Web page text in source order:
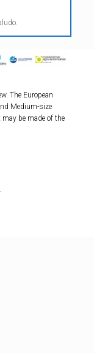
The European
Medium-size
be made of the